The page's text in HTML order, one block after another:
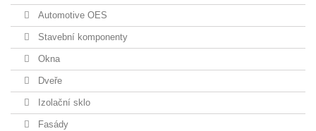
Automotive OES
Stavební komponenty
Okna
Dveře
Izolační sklo
Fasády